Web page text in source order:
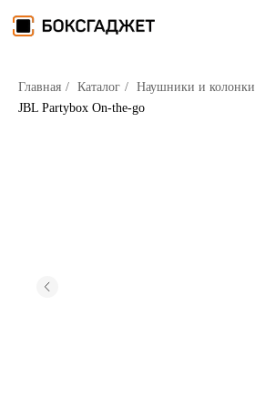
Главная / Каталог / Наушники и колонки
JBL Partybox On-the-go